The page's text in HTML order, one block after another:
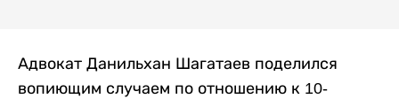
Адвокат Данильхан Шагатаев поделился
вопиющим случаем по отношению к 10-